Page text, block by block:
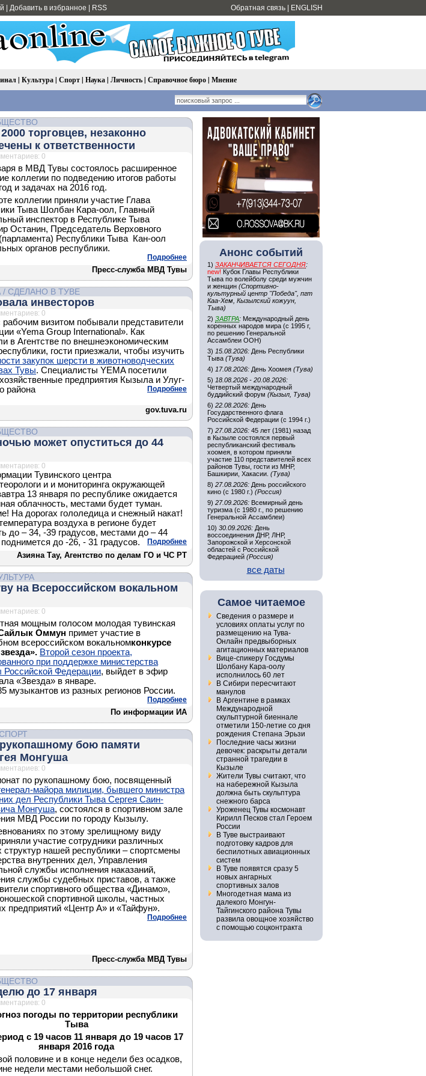
Добавить в избранное RSS Обратная связь ENGLISH
| Культура| Спорт| Наука| Личность| Справочное бюро| Мнение
торговцев, незаконно
к ответственности
0
в МВД Тувы состоялось расширенное
коллегии по подведению итогов работы
и задачах на 2016 год.
коллегии приняли участие Глава
Тыва Шолбан Кара-оол, Главный
инспектор в Республике Тыва
Останин, Председатель Верховного
Республики Тыва Кан-оол
органов республики.
Подробнее
Пресс-служба МВД Тувы
/ СДЕЛАНО В ТУВЕ
инвесторов
0
рабочим визитом побывали представители
«Yema Group International». Как
в Агентстве по внешнеэкономическим
гости приезжали, чтобы изучить
закупок шерсти в животноводческих
Тувы. Специалисты YEMA посетили
предприятия Кызыла и Улуг-
района
Подробнее
gov.tuva.ru
может опуститься до 44
0
Тувинского центра
и и мониторинга окружающей
13 января по республике ожидается
облачность, местами будет туман.
На дорогах гололедица и снежный накат!
воздуха в регионе будет
до – 34, -39 градусов, местами до – 44
до -26, - 31 градусов.
Подробнее
Азияна Тау, Агентство по делам ГО и ЧС РТ
на Всероссийском вокальном
0
мощным голосом молодая тувинская
Оммун примет участие в
всероссийском вокальномконкурсе
Второй сезон проекта,
при поддержке министерства
Российской Федерации, выйдет в эфир
«Звезда» в январе.
музыкантов из разных регионов России.
Подробнее
По информации ИА
СПОРТ
бою памяти
Монгуша
0
по рукопашному бою, посвященный
майора милиции, бывшего министра
дел Республики Тыва Сергея Саин-
Монгуша, состоялся в спортивном зале
МВД России по городу Кызылу.
по этому зрелищному виду
участие сотрудники различных
структур нашей республики – спортсмены
внутренних дел, Управления
службы исполнения наказаний,
службы судебных приставов, а также
спортивного общества «Динамо»,
спортивной школы, частных
предприятий «Центр А» и «Тайфун».
Подробнее
Пресс-служба МВД Тувы
до 17 января
0
погоды по территории республики
Тыва
с 19 часов 11 января до 19 часов 17
января 2016 года
половине и в конце недели без осадков,
недели местами небольшой снег.
Анонс событий
1) ЗАКАНЧИВАЕТСЯ СЕГОДНЯ:
new! Кубок Главы Республики
Тыва по волейболу среди мужчин
и женщин (Спортивно-
культурный центр "Победа", пгт
Каа-Хем, Кызылский кожуун,
Тыва)
2) ЗАВТРА: Международный день
коренных народов мира (с 1995 г,
по решению Генеральной
Ассамблеи ООН)
3) 15.08.2026: День Республики
Тыва (Тува)
4) 17.08.2026: День Хоомея (Тува)
5) 18.08.2026 - 20.08.2026:
Четвертый международный
буддийский форум (Кызыл, Тува)
6) 22.08.2026: День
Государственного флага
Российской Федерации (с 1994 г.)
7) 27.08.2026: 45 лет (1981) назад
в Кызыле состоялся первый
республиканский фестиваль
хоомея, в котором приняли
участие 110 представителей всех
районов Тувы, гости из МНР,
Башкирии, Хакасии. (Тува)
8) 27.08.2026: День российского
кино (с 1980 г.) (Россия)
9) 27.09.2026: Всемирный день
туризма (с 1980 г., по решению
Генеральной Ассамблеи)
10) 30.09.2026: День
воссоединения ДНР, ЛНР,
Запорожской и Херсонской
областей с Российской
Федерацией (Россия)
все даты
Самое читаемое
Сведения о размере и
условиях оплаты услуг по
размещению на Тува-
Онлайн предвыборных
агитационных материалов
Вице-спикеру Госдумы
Шолбану Кара-оолу
исполнилось 60 лет
В Сибири пересчитают
манулов
В Аргентине в рамках
Международной
скульптурной биеннале
отметили 150-летие со дня
рождения Степана Эрьзи
Последние часы жизни
девочек: раскрыты детали
странной трагедии в
Кызыле
Жители Тувы считают, что
на набережной Кызыла
должна быть скульптура
снежного барса
Уроженец Тувы космонавт
Кирилл Песков стал Героем
России
В Туве выстраивают
подготовку кадров для
беспилотных авиационных
систем
В Туве появятся сразу 5
новых ангарных
спортивных залов
Многодетная мама из
далекого Монгун-
Тайгинского района Тувы
развила овощное хозяйство
с помощью соцконтракта